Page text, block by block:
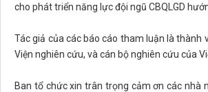
cho phát triển năng lực đội ngũ CBQLGD
Tác giả của các báo cáo tham luận là thành
Viện nghiên cứu, và cán bộ nghiên cứu của
Ban tổ chức xin trân trọng cảm ơn các nhà